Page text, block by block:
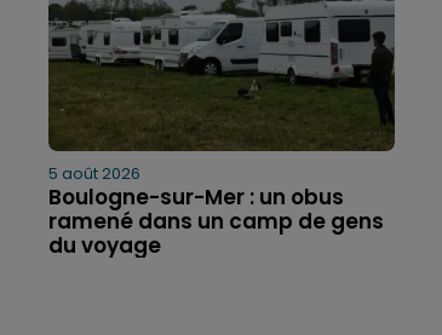
5 août 2026
Boulogne-sur-Mer : un obus
ramené dans un camp de gens
du voyage